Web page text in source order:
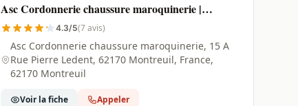
Asc Cordonnerie chaussure maroquinerie |
Montreuil - 62170
4.3/5(7 avis)
Asc Cordonnerie chaussure maroquinerie, 15 A
Rue Pierre Ledent, 62170 Montreuil, France,
62170 Montreuil
Voir la fiche Appeler